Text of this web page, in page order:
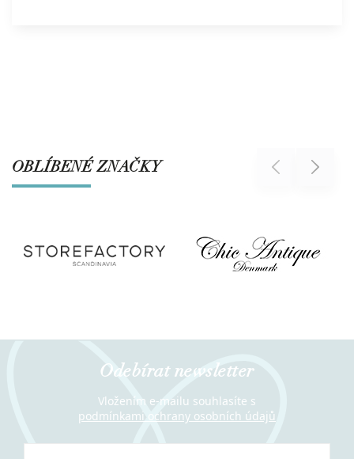
OBLÍBENÉ ZNAČKY Previous Next
Odebírat newsletter
Vložením e-mailu souhlasíte s
podmínkami ochrany osobních údajů